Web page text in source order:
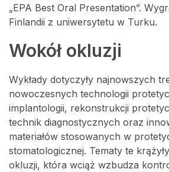
„EPA Best Oral Presentation”.
Finlandii z uniwersytetu w Turku.
Wokół okluzji
Wykłady dotyczyły najnowszych
nowoczesnych technologii
implantologii, rekonstrukcji
technik diagnostycznych oraz
materiałów stosowanych w
stomatologicznej. Tematy te
okluzji, która wciąż wzbudza